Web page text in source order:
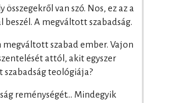
van szó. Nos, ez az a
A megváltott szabadság.
megváltott szabad ember. Vajon
attól, akit egyszer
teológiája?
reménységét… Mindegyik